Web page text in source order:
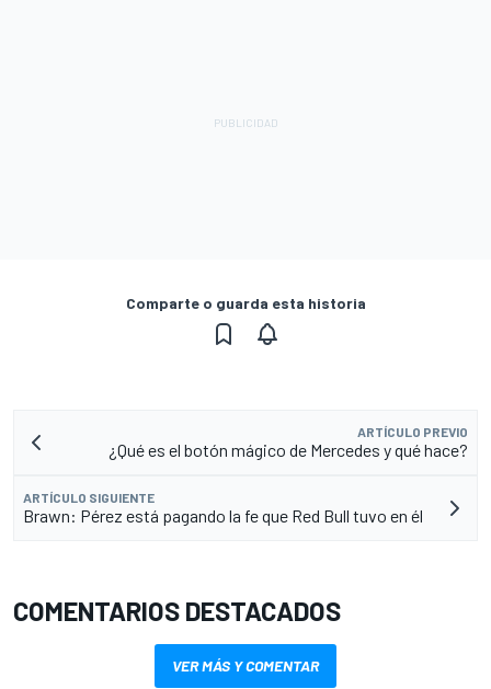
Comparte o guarda esta historia
ARTÍCULO PREVIO
¿Qué es el botón mágico de Mercedes y qué hace?
ARTÍCULO SIGUIENTE
Brawn: Pérez está pagando la fe que Red Bull tuvo en él
COMENTARIOS DESTACADOS
VER MÁS Y COMENTAR